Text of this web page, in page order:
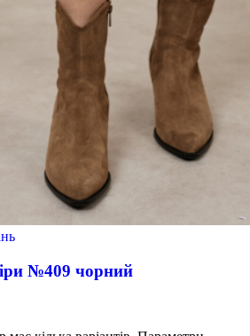
№409 чорний